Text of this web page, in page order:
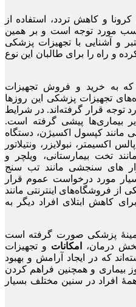
و کاهش تردد، استفاده از
مورد توجه است و بر همین
و آشنایی با تجهیزات پزشکی
و راه را برای طالبان این نوع
به خرید و فروش تجهیزات
تجهیزات پزشکی این روزها
توجه قرار گرفته‌اند. در شرایط
بیماری‌ها پیشی گرفته است.
مانند کپسول اکسیژن، دستگاه
نبولایزر، ونتیلاتور
تخت بیمارستانی، ویلچر و
های سنجشی مانند تب سنج
مورد درخواست عموم قرار
از فروشگاه‌های اینترنتی مانند
کاهش ابتلای افراد دیگر به
پزشکی صورت گرفته‌ است
درمان،
امکانات و تجهیزات
که در ایجاد آرامش و بهبود
بیماری و همچنین فراهم کردن
افراد در سنین مختلف بسیار